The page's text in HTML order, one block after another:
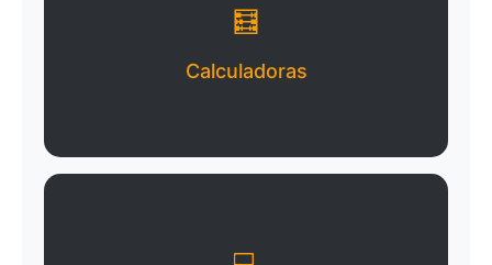
🧮
Calculadoras